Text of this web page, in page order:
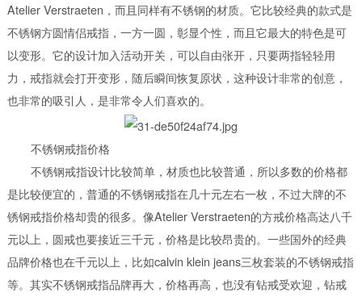
Atelier Verstraeten，而且同样有不锈钢的材质。它比较经典的款式是
不锈钢方圆情侣戒指，一方一圆，彰显个性，而且它最大的特色是可
以变形。它的设计加入活动开关，可以自由张开，只要两指轻轻用
力，戒指就会打开变形，随后瞬间恢复原状，这种设计非常的创意，
也非常的吸引人，是非常令人们喜欢的。
不锈钢戒指价格
不锈钢戒指设计比较简单，材质也比较普通，所以多数的价格都
是比较便宜的，普通的不锈钢戒指在几十元左右一枚，不过大牌的不
锈钢戒指价格却贵的很多。像Atelier Verstraeten的方戒价格高达八千
元以上，圆戒也要接近三千元，价格是比较昂贵的。一些国外的经典
品牌价格也在千元以上，比如calvin klein jeans三枚套装的不锈钢戒指
等。其实不锈钢戒指品牌再大，价格再高，也没有钻戒受欢迎，钻戒